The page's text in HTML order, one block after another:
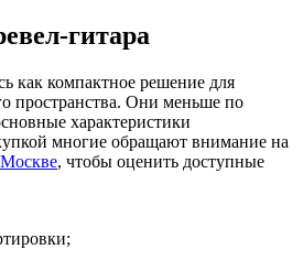
гитара
как компактное решение для
пространства. Они меньше по
характеристики
многие обращают внимание на
Москве, чтобы оценить доступные